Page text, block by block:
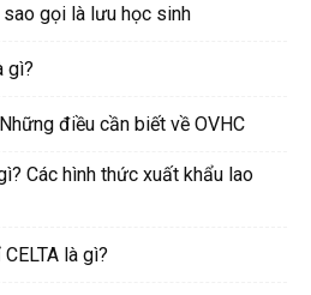
gọi là lưu học sinh
gì?
điều cần biết về OVHC
Các hình thức xuất khẩu lao
là gì?